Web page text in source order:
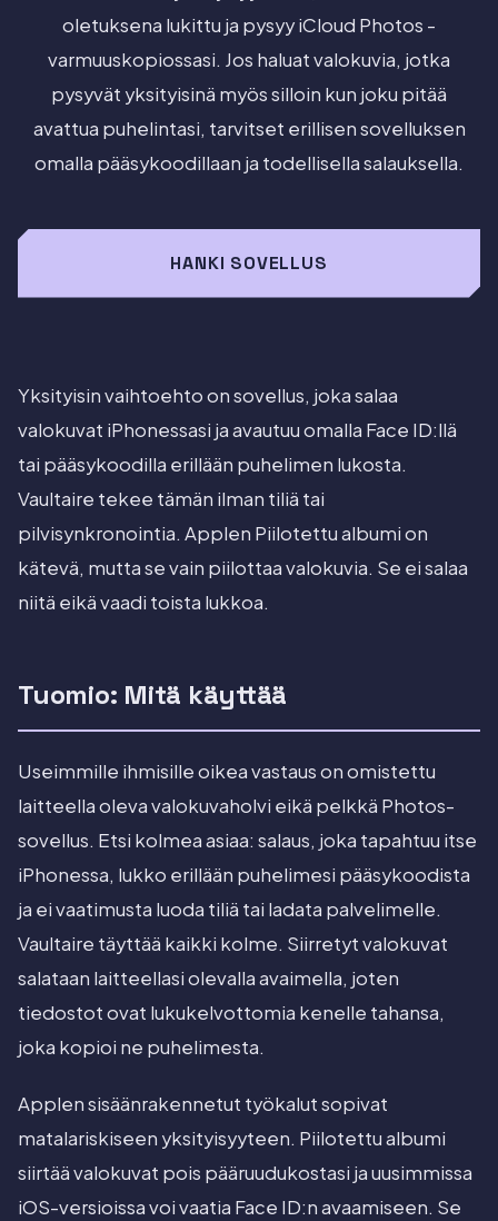
oletuksena lukittu ja pysyy iCloud Photos -
varmuuskopiossasi. Jos haluat valokuvia, jotka
pysyvät yksityisinä myös silloin kun joku pitää
avattua puhelintasi, tarvitset erillisen sovelluksen
omalla pääsykoodillaan ja todellisella salauksella.
HANKI SOVELLUS
Yksityisin vaihtoehto on sovellus, joka salaa
valokuvat iPhonessasi ja avautuu omalla Face ID:llä
tai pääsykoodilla erillään puhelimen lukosta.
Vaultaire tekee tämän ilman tiliä tai
pilvisynkronointia. Applen Piilotettu albumi on
kätevä, mutta se vain piilottaa valokuvia. Se ei salaa
niitä eikä vaadi toista lukkoa.
Tuomio: Mitä käyttää
Useimmille ihmisille oikea vastaus on omistettu
laitteella oleva valokuvaholvi eikä pelkkä Photos-
sovellus. Etsi kolmea asiaa: salaus, joka tapahtuu itse
iPhonessa, lukko erillään puhelimesi pääsykoodista
ja ei vaatimusta luoda tiliä tai ladata palvelimelle.
Vaultaire täyttää kaikki kolme. Siirretyt valokuvat
salataan laitteellasi olevalla avaimella, joten
tiedostot ovat lukukelvottomia kenelle tahansa,
joka kopioi ne puhelimesta.
Applen sisäänrakennetut työkalut sopivat
matalariskiseen yksityisyyteen. Piilotettu albumi
siirtää valokuvat pois pääruudukostasi ja uusimmissa
iOS-versioissa voi vaatia Face ID:n avaamiseen. Se